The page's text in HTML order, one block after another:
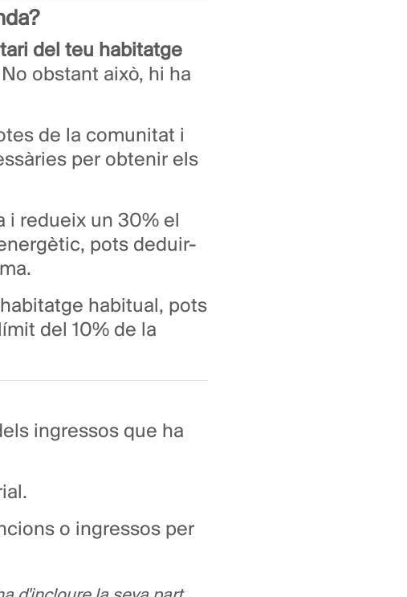
del teu habitatge
No obstant això, hi ha
de la comunitat i
per obtenir els
i redueix un 30% el
pots deduir-
habitual, pots
del 10% de la
ingressos que ha
o ingressos per